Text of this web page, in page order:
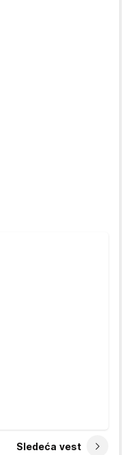
Sledeća vest